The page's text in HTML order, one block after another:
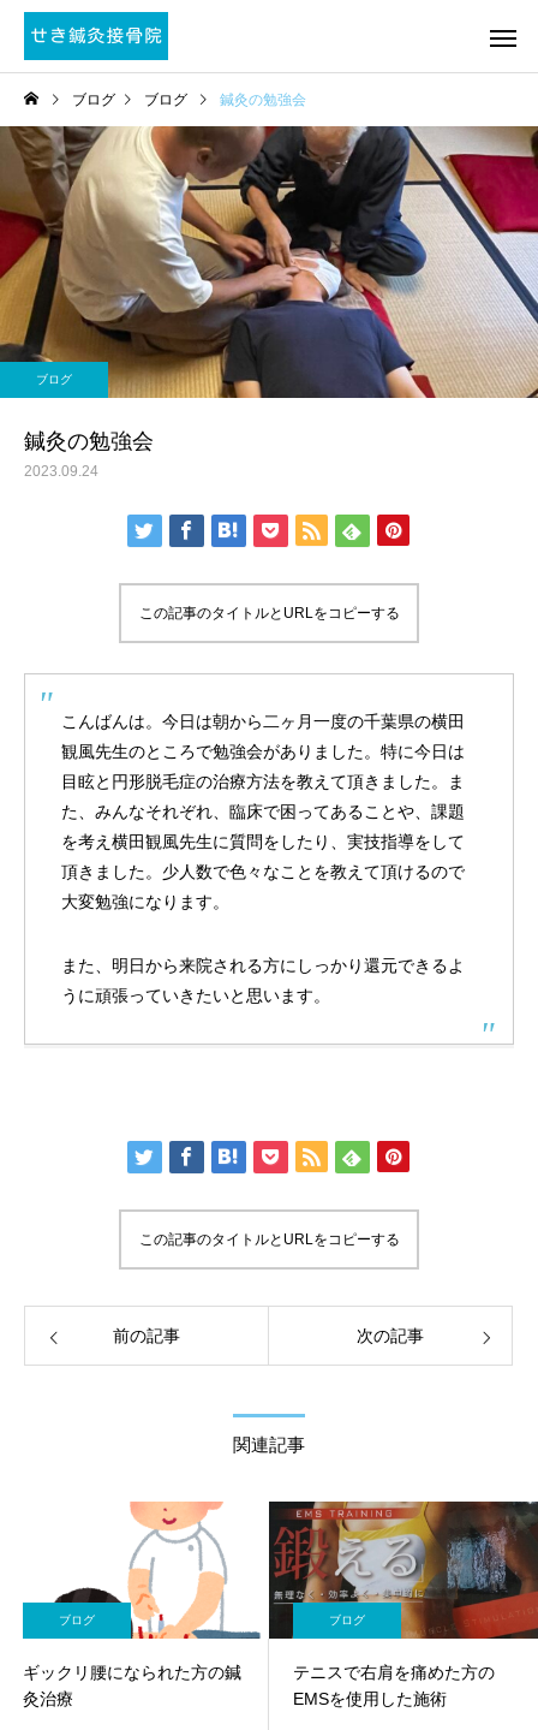
ブログ ブログ 鍼灸の勉強会
ブログ
鍼灸の勉強会
2023.09.24
この記事のタイトルとURLをコピーする
こんばんは。今日は朝から二ヶ月一度の千葉県の横田
観風先生のところで勉強会がありました。特に今日は
目眩と円形脱毛症の治療方法を教えて頂きました。ま
た、みんなそれぞれ、臨床で困ってあることや、課題
を考え横田観風先生に質問をしたり、実技指導をして
頂きました。少人数で色々なことを教えて頂けるので
大変勉強になります。
また、明日から来院される方にしっかり還元できるよ
うに頑張っていきたいと思います。
この記事のタイトルとURLをコピーする
前の記事 次の記事
関連記事
ブログ
ギックリ腰になられた方の鍼
灸治療
ブログ
テニスで右肩を痛めた方の
EMSを使用した施術